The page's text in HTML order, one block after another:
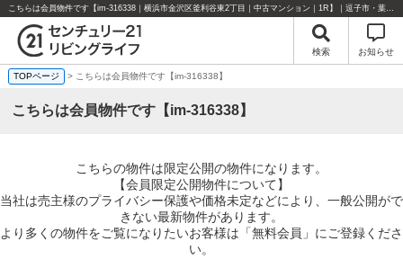
こちらは会員物件です【im-316338｜横浜市金沢区釜利谷東2丁目｜中古マンション｜1R】｜逗子市・葉山町・湘南エリアの不動産のことならセンチュリー21リビングライフにお任せください！
検索 お知らせ
TOPページ > こちらは会員物件です【im-316338】
こちらは会員物件です【im-316338】
こちらの物件は限定公開の物件になります。
【会員限定公開物件について】
当社は売主様のプライバシー保護や価格未定などにより、一般公開がで
きない最新物件があります。
より多くの物件をご覧になりたいお客様は「無料会員」にご登録くださ
い。